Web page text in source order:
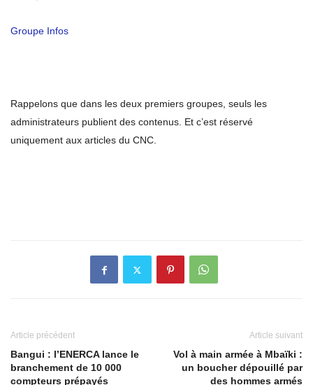
Groupe Infos
Rappelons que dans les deux premiers groupes, seuls les
administrateurs publient des contenus. Et c’est réservé
uniquement aux articles du CNC.
Article précédent
Bangui : l’ENERCA lance le
branchement de 10 000
compteurs prépayés
Article suivant
Vol à main armée à Mbaïki :
un boucher dépouillé par
des hommes armés